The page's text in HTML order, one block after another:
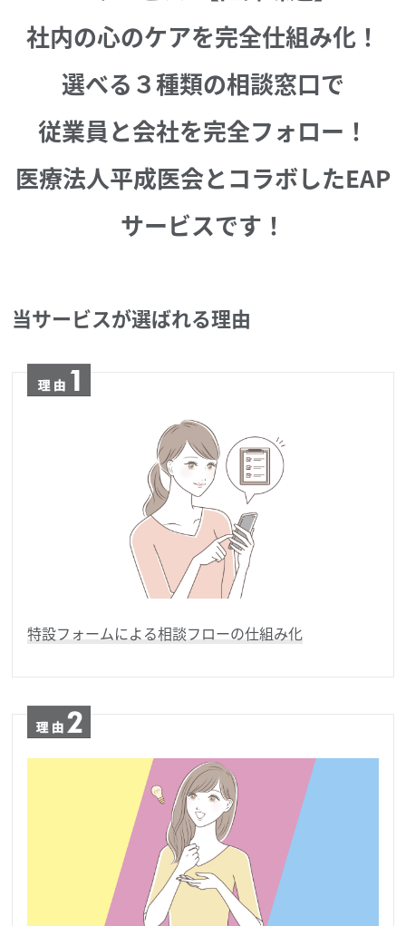
社内の心のケアを完全仕組み化！
選べる３種類の相談窓口で
従業員と会社を完全フォロー！
医療法人平成医会とコラボしたEAP
サービスです！
当サービスが選ばれる理由
特設フォームによる相談フローの仕組み化